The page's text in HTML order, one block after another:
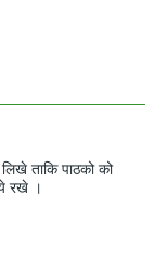
ताकि पाठको को
रखे ।